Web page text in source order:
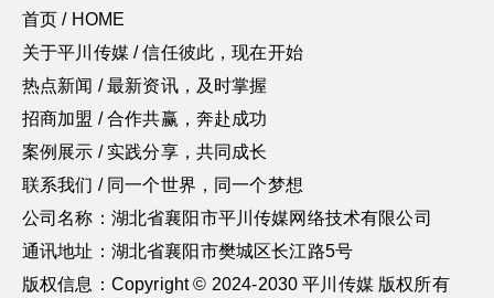
首页 / HOME
关于平川传媒 / 信任彼此，现在开始
热点新闻 / 最新资讯，及时掌握
招商加盟 / 合作共赢，奔赴成功
案例展示 / 实践分享，共同成长
联系我们 / 同一个世界，同一个梦想
公司名称：湖北省襄阳市平川传媒网络技术有限公司
通讯地址：湖北省襄阳市樊城区长江路5号
版权信息：Copyright © 2024-2030 平川传媒 版权所有